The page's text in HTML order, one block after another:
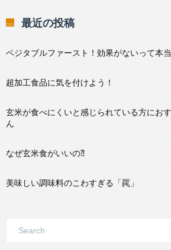
最近の投稿
ベジタブルファースト！効果がないって本
超加工食品に気を付けよう！
玄米が食べにくいと感じられている方にお
ん
なぜ玄米食がいいの⁈
美味しい調味料のこわすぎる「罠」